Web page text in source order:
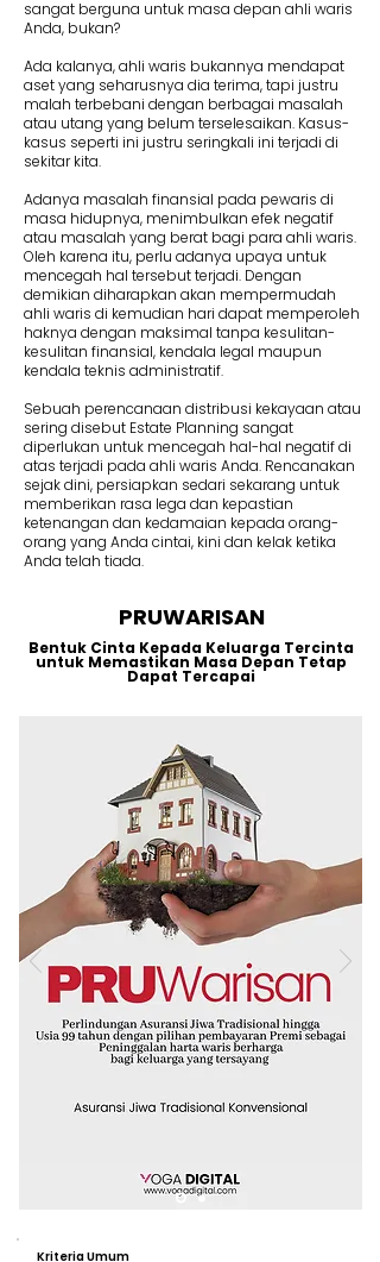
sangat berguna untuk masa depan ahli waris
Anda, bukan?
Ada kalanya, ahli waris bukannya mendapat
aset yang seharusnya dia terima, tapi justru
malah terbebani dengan berbagai masalah
atau utang yang belum terselesaikan. Kasus-
kasus seperti ini justru seringkali ini terjadi di
sekitar kita.
Adanya masalah finansial pada pewaris di
masa hidupnya, menimbulkan efek negatif
atau masalah yang berat bagi para ahli waris.
Oleh karena itu, perlu adanya upaya untuk
mencegah hal tersebut terjadi. Dengan
demikian diharapkan akan mempermudah
ahli waris di kemudian hari dapat memperoleh
haknya dengan maksimal tanpa kesulitan-
kesulitan finansial, kendala legal maupun
kendala teknis administratif.
Sebuah perencanaan distribusi kekayaan atau
sering disebut Estate Planning sangat
diperlukan untuk mencegah hal-hal negatif di
atas terjadi pada ahli waris Anda. Rencanakan
sejak dini, persiapkan sedari sekarang untuk
memberikan rasa lega dan kepastian
ketenangan dan kedamaian kepada orang-
orang yang Anda cintai, kini dan kelak ketika
Anda telah tiada.
PRUWARISAN
Bentuk Cinta Kepada Keluarga Tercinta
untuk Memastikan Masa Depan Tetap
Dapat Tercapai
Kriteria Umum